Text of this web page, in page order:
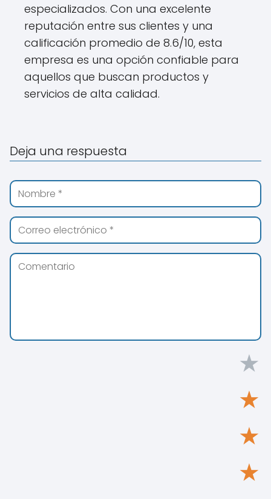
especializados. Con una excelente
reputación entre sus clientes y una
calificación promedio de 8.6/10, esta
empresa es una opción confiable para
aquellos que buscan productos y
servicios de alta calidad.
Deja una respuesta
★
★
★
★